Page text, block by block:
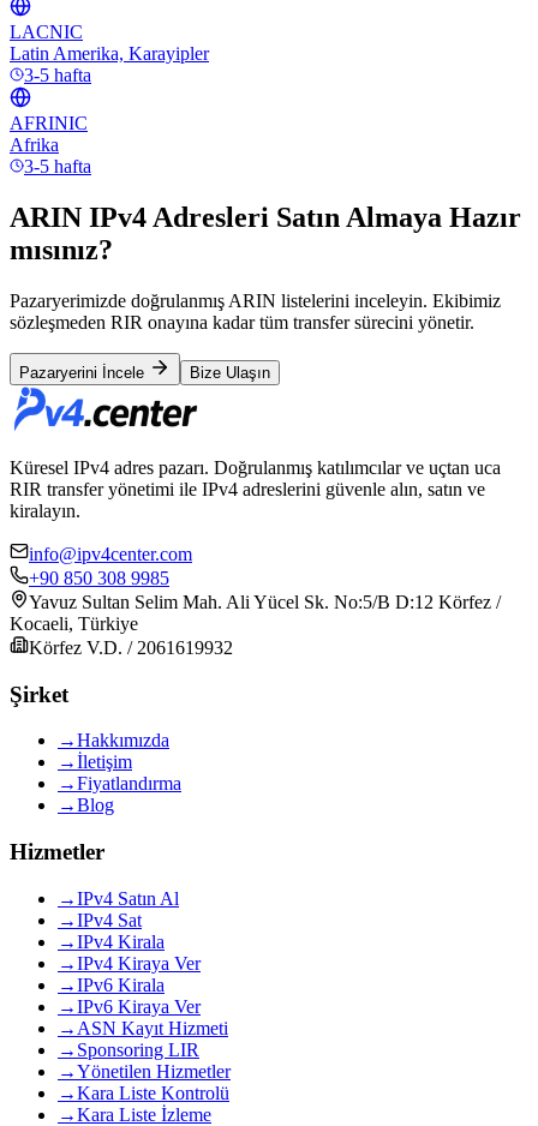
LACNIC
Latin Amerika, Karayipler
3-5 hafta
AFRINIC
Afrika
3-5 hafta
ARIN IPv4 Adresleri Satın Almaya Hazır
mısınız?
Pazaryerimizde doğrulanmış ARIN listelerini inceleyin. Ekibimiz
sözleşmeden RIR onayına kadar tüm transfer sürecini yönetir.
Pazaryerini İncele Bize Ulaşın
Küresel IPv4 adres pazarı. Doğrulanmış katılımcılar ve uçtan uca
RIR transfer yönetimi ile IPv4 adreslerini güvenle alın, satın ve
kiralayın.
info@ipv4center.com
+90 850 308 9985
Yavuz Sultan Selim Mah. Ali Yücel Sk. No:5/B D:12 Körfez /
Kocaeli, Türkiye
Körfez V.D. / 2061619932
Şirket
→Hakkımızda
→İletişim
→Fiyatlandırma
→Blog
Hizmetler
→IPv4 Satın Al
→IPv4 Sat
→IPv4 Kirala
→IPv4 Kiraya Ver
→IPv6 Kirala
→IPv6 Kiraya Ver
→ ASN Kayıt Hizmeti
→ Sponsoring LIR
→Yönetilen Hizmetler
→Kara Liste Kontrolü
→Kara Liste İzleme